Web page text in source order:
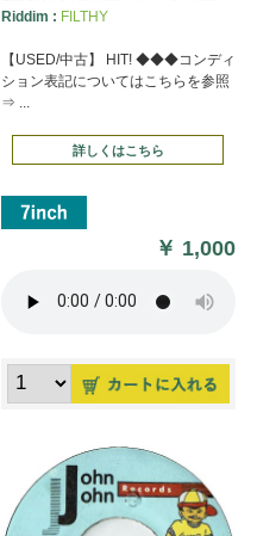
Riddim : FILTHY
【USED/中古】 HIT! ◆◆◆コンディ
ション表記についてはこちらを参照
⇒ ...
詳しくはこちら
￥ 1,000